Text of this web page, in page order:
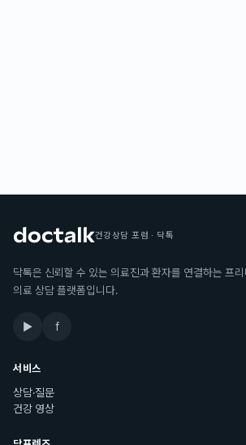
건강상담 포럼 · 닥톡
닥톡은 신뢰할 수 있는 의료진과 환자를 연결하는 프
의료 상담 플랫폼입니다.
▶ f
서비스
상담·질문
건강 영상